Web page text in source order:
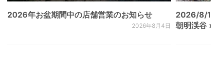
2026年お盆期間中の店舗営業のお知らせ
2026年8月4日
2026/8/
朝明渓谷 ×